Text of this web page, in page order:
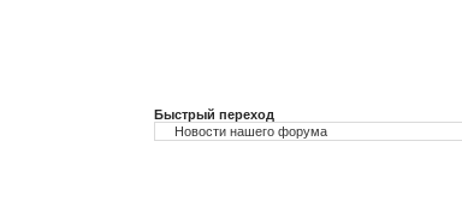
Быстрый переход